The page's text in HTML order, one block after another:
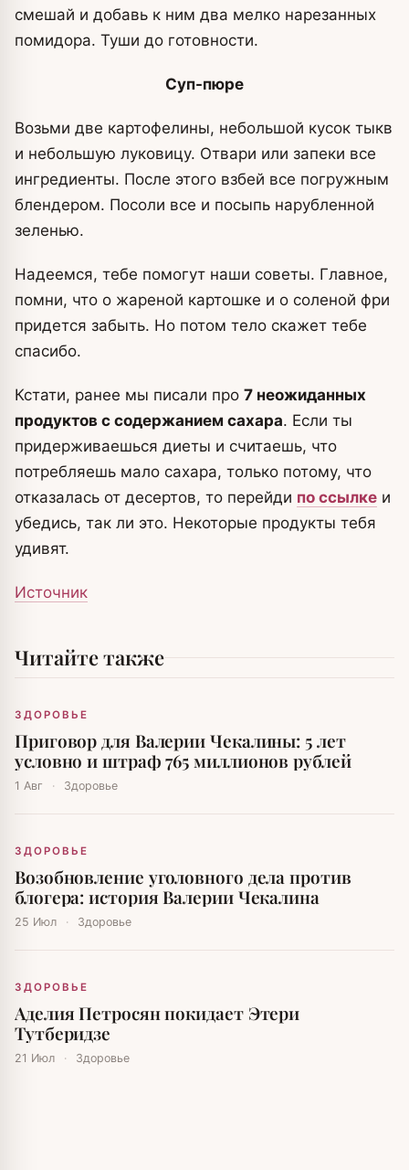
смешай и добавь к ним два мелко нарезанных
помидора. Туши до готовности.
Суп-пюре
Возьми две картофелины, небольшой кусок тыкв
и небольшую луковицу. Отвари или запеки все
ингредиенты. После этого взбей все погружным
блендером. Посоли все и посыпь нарубленной
зеленью.
Надеемся, тебе помогут наши советы. Главное,
помни, что о жареной картошке и о соленой фри
придется забыть. Но потом тело скажет тебе
спасибо.
Кстати, ранее мы писали про 7 неожиданных
продуктов с содержанием сахара. Если ты
придерживаешься диеты и считаешь, что
потребляешь мало сахара, только потому, что
отказалась от десертов, то перейди по ссылке и
убедись, так ли это. Некоторые продукты тебя
удивят.
Источник
Читайте также
ЗДОРОВЬЕ
Приговор для Валерии Чекалины: 5 лет
условно и штраф 765 миллионов рублей
1 Авг · Здоровье
ЗДОРОВЬЕ
Возобновление уголовного дела против
блогера: история Валерии Чекалина
25 Июл · Здоровье
ЗДОРОВЬЕ
Аделия Петросян покидает Этери
Тутберидзе
21 Июл · Здоровье